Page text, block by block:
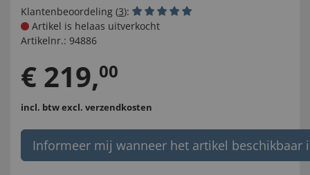
Klantenbeoordeling (3):
Artikel is helaas uitverkocht
Artikelnr.: 94886
€ 219,00
incl. btwexcl. verzendkosten
Informeer mij wanneer het artikel beschikbaar